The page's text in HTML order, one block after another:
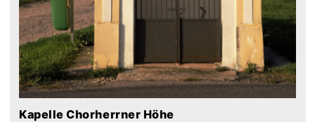
Kapelle Chorherrner Höhe